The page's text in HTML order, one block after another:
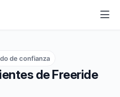
de Freeride
de confianza